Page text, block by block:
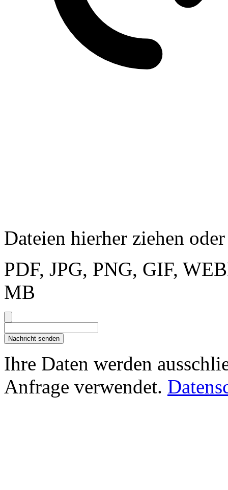
Dateien hierher ziehen
PDF, JPG, PNG, GIF,
MB
Nachricht senden
Ihre Daten werden
Anfrage verwendet.